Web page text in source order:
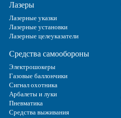
Лазеры
Лазерные указки
Лазерные установки
Лазерные целеуказатели
Средства самообороны
Электрошокеры
Газовые баллончики
Сигнал охотника
Арбалеты и луки
Пневматика
Средства выживания